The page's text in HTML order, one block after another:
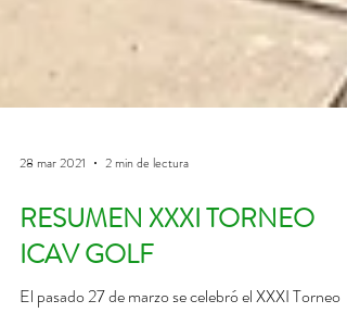
RESUMEN XXXI TORNEO
ICAV GOLF